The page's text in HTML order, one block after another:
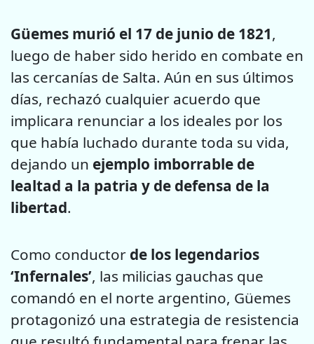
Güemes murió el 17 de junio de 1821,
luego de haber sido herido en combate en
las cercanías de Salta. Aún en sus últimos
días, rechazó cualquier acuerdo que
implicara renunciar a los ideales por los
que había luchado durante toda su vida,
dejando un ejemplo imborrable de
lealtad a la patria y de defensa de la
libertad.
Como conductor de los legendarios
‘Infernales’, las milicias gauchas que
comandó en el norte argentino, Güemes
protagonizó una estrategia de resistencia